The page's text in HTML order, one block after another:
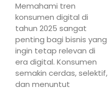
Memahami tren
konsumen digital di
tahun 2025 sangat
penting bagi bisnis yang
ingin tetap relevan di
era digital. Konsumen
semakin cerdas, selektif,
dan menuntut